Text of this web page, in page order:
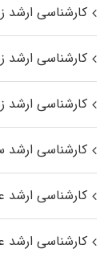
کارشناسی ارشد
کارشناسی ارشد
کارشناسی ارشد
کارشناسی ارشد
کارشناسی
کارشناسی ارشد